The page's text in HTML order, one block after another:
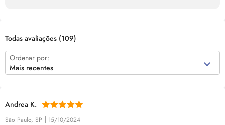
Todas avaliações (109)
Ordenar por:
Mais recentes
Andrea K.
São Paulo, SP | 15/10/2024